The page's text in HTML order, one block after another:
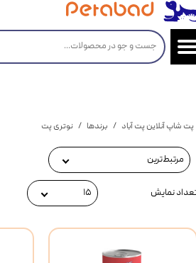
پت شاپ آنلاین پت آباد برندها نوتری پت
مرتبط‌ترین
نمایش ۱۵